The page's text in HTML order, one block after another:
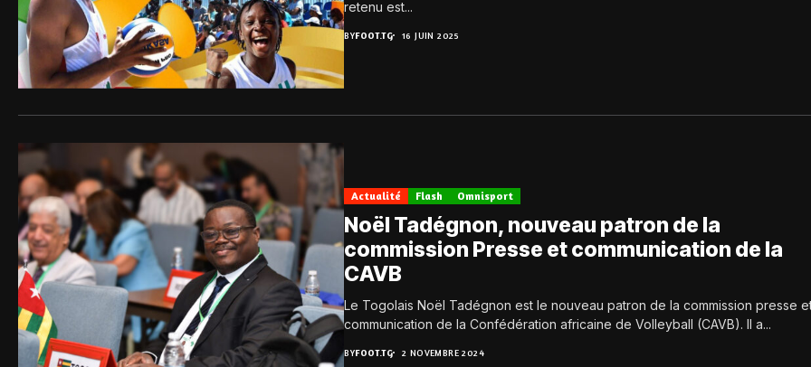
retenu est...
BYFOOT.TG 16 JUIN 2025
Actualité Flash Omnisport
Noël Tadégnon, nouveau patron de la
commission Presse et communication de la
CAVB
Le Togolais Noël Tadégnon est le nouveau patron de la commission presse
communication de la Confédération africaine de Volleyball (CAVB). Il a...
BYFOOT.TG 2 NOVEMBRE 2024